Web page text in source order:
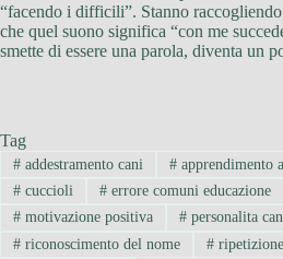
“facendo i difficili”. Stanno
che quel suono significa “con me
smette di essere una parola, diventa un
Tag
#addestramento cani #apprendimento
#cuccioli #errore comuni educazione
#motivazione positiva #personalita
#riconoscimento del nome #